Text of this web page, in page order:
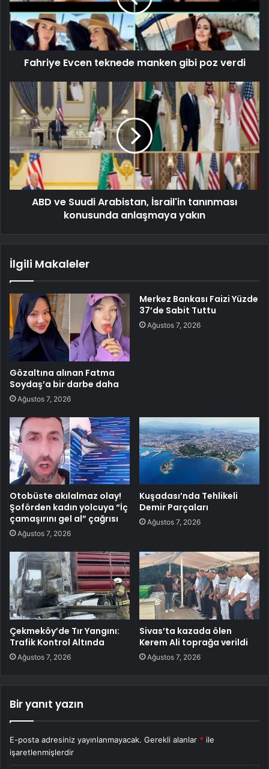
Fahriye Evcen teknede manken gibi poz verdi
ABD ve Suudi Arabistan, İsrail'in tanınması
konusunda anlaşmaya yakın
İlgili Makaleler
Gözaltına alınan Fatma
Soydaş’a bir darbe daha
Ağustos 7, 2026
Merkez Bankası Faizi Yüzde
37’de Sabit Tuttu
Ağustos 7, 2026
Otobüste akılalmaz olay!
Şoförden kadın yolcuya “İç
çamaşırını gel al” çağrısı
Ağustos 7, 2026
Kuşadası’nda Tehlikeli
Demir Parçaları
Ağustos 7, 2026
Çekmeköy’de Tır Yangını:
Trafik Kontrol Altında
Ağustos 7, 2026
Sivas’ta kazada ölen
Kerem Ali toprağa verildi
Ağustos 7, 2026
Bir yanıt yazın
E-posta adresiniz yayınlanmayacak. Gerekli alanlar * ile
işaretlenmişlerdir